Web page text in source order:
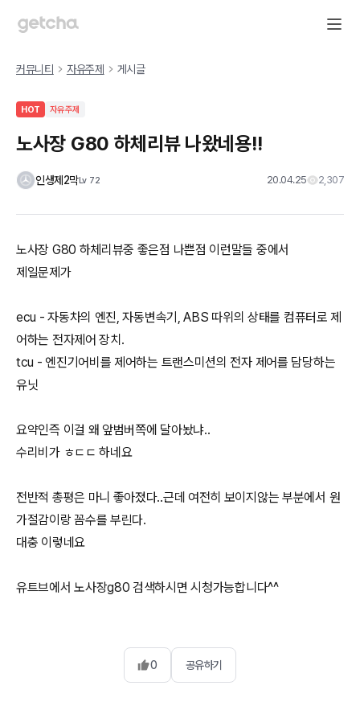
커뮤니티 자유주제 게시글
HOT 자유주제
노사장 G80 하체리뷰 나왔네용!!
인생제2막Lv 72 20.04.25 2,307
노사장 G80 하체리뷰중 좋은점 나쁜점 이런말들 중에서
제일문제가
ecu - 자동차의 엔진, 자동변속기, ABS 따위의 상태를 컴퓨터로 제
어하는 전자제어 장치.
tcu - 엔진기어비를 제어하는 트랜스미션의 전자 제어를 담당하는
유닛
요약인즉 이걸 왜 앞범버쪽에 달아놨냐..
수리비가 ㅎㄷㄷ 하네요
전반적 총평은 마니 좋아졌다..근데 여전히 보이지않는 부분에서 원
가절감이랑 꼼수를 부린다.
대충 이렇네요
유트브에서 노사장g80 검색하시면 시청가능합니다^^
0 공유하기